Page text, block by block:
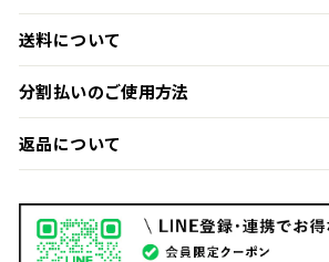
送料について
分割払いのご使用方法
返品について